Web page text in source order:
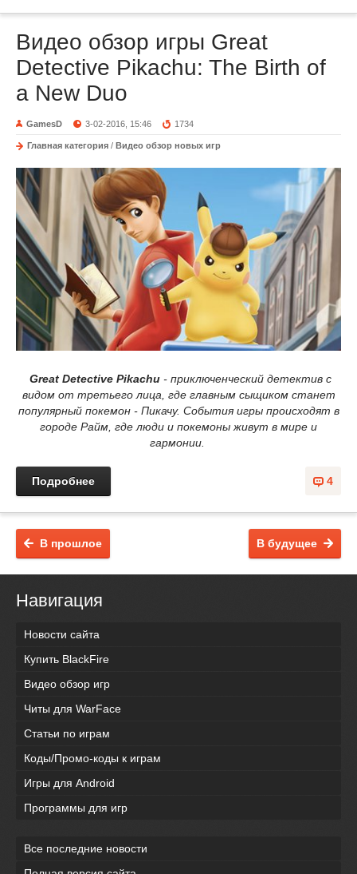
Видео обзор игры Great
Detective Pikachu: The Birth of
a New Duo
GamesD 3-02-2016, 15:46 1734
Главная категория / Видео обзор новых игр
Great Detective Pikachu- приключенческий детектив с
видом от третьего лица, где главным сыщиком станет
популярный покемон - Пикачу. События игры происходят в
городе Райм, где люди и покемоны живут в мире и
гармонии.
4
Подробнее
В будущее
В прошлое
Навигация
Новости сайта
Купить BlackFire
Видео обзор игр
Читы для WarFace
Статьи по играм
Коды/Промо-коды к играм
Игры для Android
Программы для игр
Все последние новости